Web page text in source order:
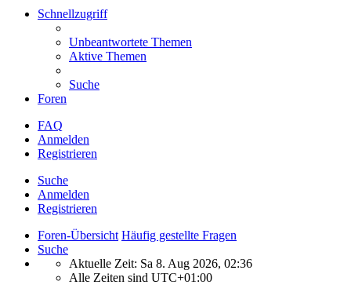
Schnellzugriff
Unbeantwortete Themen
Aktive Themen
Suche
Foren
FAQ
Anmelden
Registrieren
Suche
Anmelden
Registrieren
Foren-Übersicht Häufig gestellte Fragen
Suche
Aktuelle Zeit: Sa 8. Aug 2026, 02:36
Alle Zeiten sind UTC+01:00